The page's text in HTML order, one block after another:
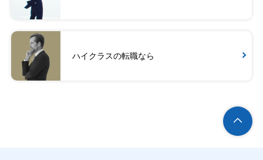
ハイクラスの転職なら